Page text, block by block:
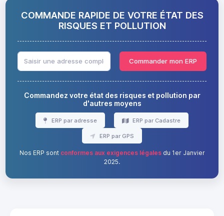
COMMANDE RAPIDE DE VOTRE ÉTAT DES
RISQUES ET POLLUTION
Commander mon ERP
Commandez votre état des risques et pollution par
d'autres moyens
ERP par adresse ERP par Cadastre
ERP par GPS
Nos ERP sont conformes aux exigences légalesdu 1er Janvier
2025.